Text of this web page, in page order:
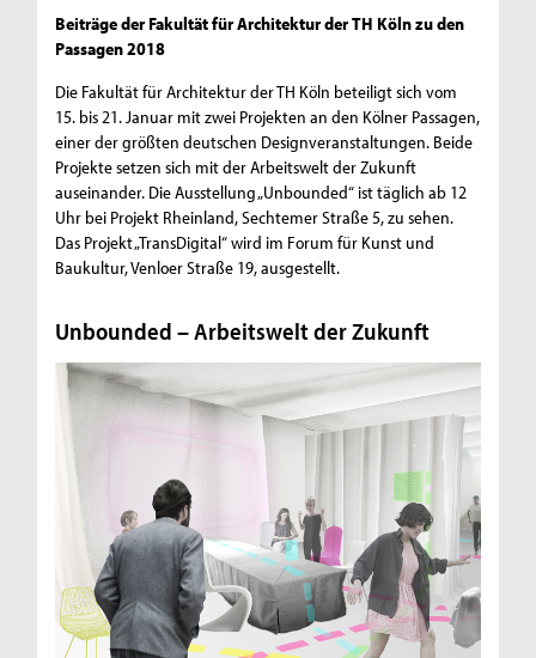
Beiträge der Fakultät für Architektur der TH Köln zu den
Passagen 2018
Die Fakultät für Architektur der TH Köln beteiligt sich vom
15. bis 21. Januar mit zwei Projekten an den Kölner Passagen,
einer der größten deutschen Designveranstaltungen. Beide
Projekte setzen sich mit der Arbeitswelt der Zukunft
auseinander. Die Ausstellung „Unbounded“ ist täglich ab 12
Uhr bei Projekt Rheinland, Sechtemer Straße 5, zu sehen.
Das Projekt „TransDigital“ wird im Forum für Kunst und
Baukultur, Venloer Straße 19, ausgestellt.
Unbounded – Arbeitswelt der Zukunft